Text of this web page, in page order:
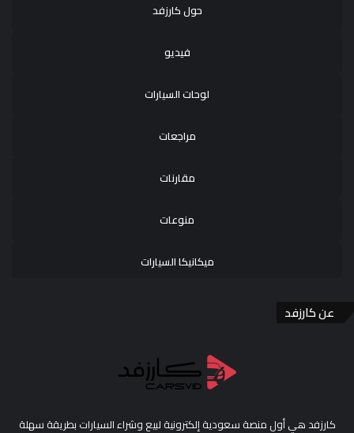
حول كارزفد
فيديو
لوحات السيارات
مراجعات
مقارنات
منوعات
ميكانيكا السيارات
عن كارزفد
كارزفد هي أول منصة سعودية إلكترونية لبيع وشراء السيارات بطريقة سهلة